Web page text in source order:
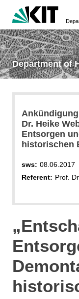
Department of
Dr. Heike
Entsorgen
historischen
sws: 08.06.2017
Referent: Prof.